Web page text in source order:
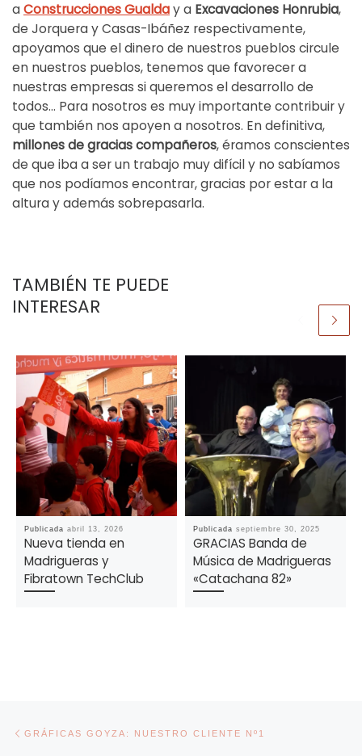
aConstrucciones Gualday a Excavaciones Honrubia,
de Jorquera y Casas-Ibáñez respectivamente,
apoyamos que el dinero de nuestros pueblos circule
en nuestros pueblos, tenemos que favorecer a
nuestras empresas si queremos el desarrollo de
todos… Para nosotros es muy importante contribuir y
que también nos apoyen a nosotros. En definitiva,
millones de gracias compañeros, éramos conscientes
de que iba a ser un trabajo muy difícil y no sabíamos
que nos podíamos encontrar, gracias por estar a la
altura y además sobrepasarla.
TAMBIÉN TE PUEDE
INTERESAR
Publicadaabril 13, 2026
Nueva tienda en
Madrigueras y
Fibratown TechClub
Publicadaseptiembre 30, 2025
GRACIAS Banda de
Música de Madrigueras
«Catachana 82»
GRÁFICAS GOYZA: NUESTRO CLIENTE Nº1